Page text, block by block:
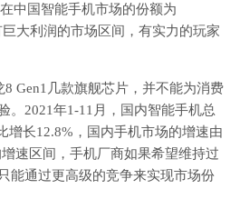
中国智能手机市场的份额为
大利润的市场区间，有实力的玩家
Gen1几款旗舰芯片，并不能为消费
。2021年1-11月，国内智能手机总
增长12.8%，国内手机市场的增速由
速区间，手机厂商如果希望维持过
能通过更高级的竞争来实现市场份